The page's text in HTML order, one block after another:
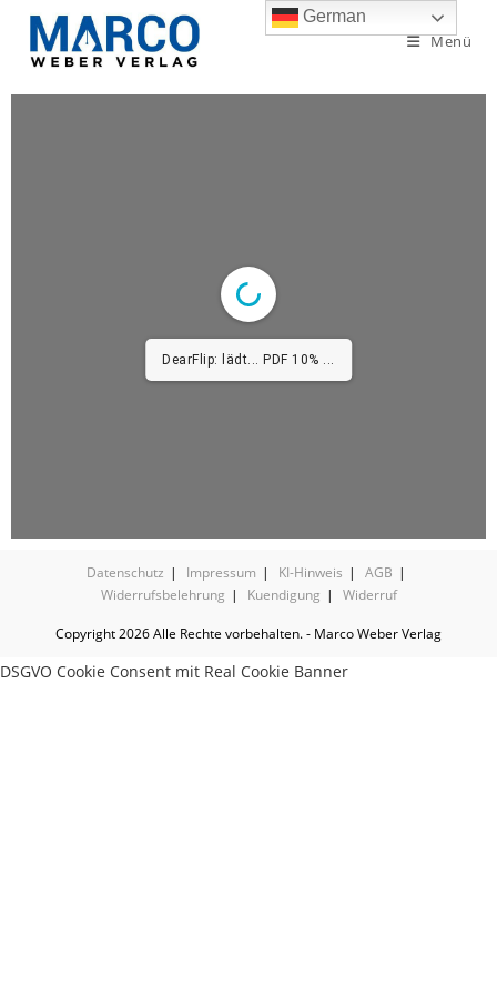
Menü
DearFlip: lädt... PDF 10% ...
Datenschutz Impressum KI-Hinweis
AGB
Widerrufsbelehrung
Kuendigung Widerruf
Copyright 2026 Alle Rechte vorbehalten. - Marco Weber Verlag
German
DSGVO Cookie Consent mit Real Cookie Banner